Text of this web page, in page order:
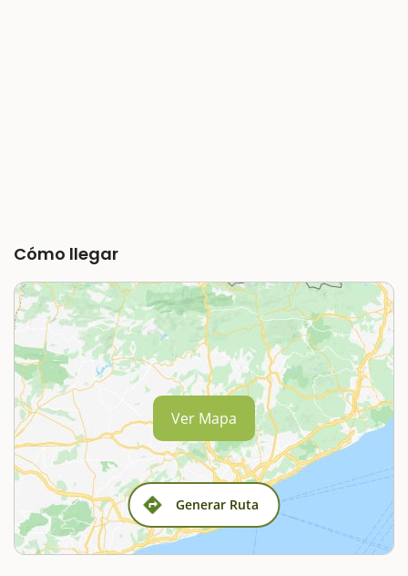
Cómo llegar
Generar Ruta
Ver Mapa